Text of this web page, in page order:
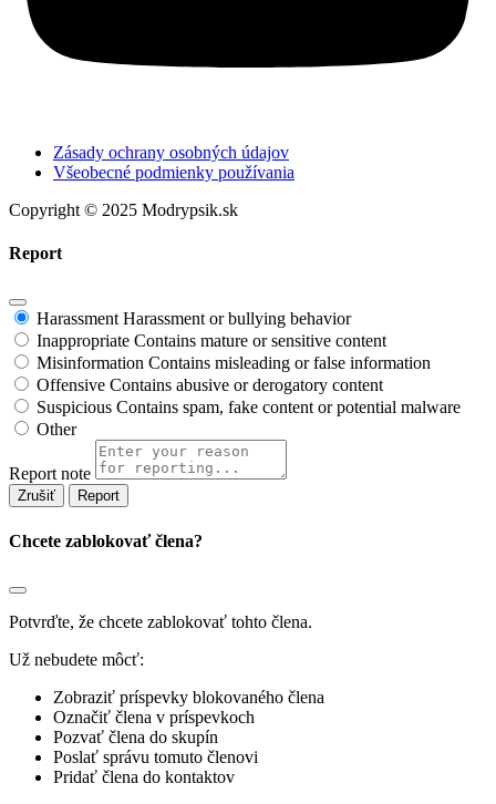
Zásady ochrany osobných údajov
Všeobecné podmienky používania
Copyright © 2025 Modrypsik.sk
Report
Harassment Harassment or bullying behavior
Inappropriate Contains mature or sensitive content
Misinformation Contains misleading or false information
Offensive Contains abusive or derogatory content
Suspicious Contains spam, fake content or potential malware
Other
Report note
Report
Chcete zablokovať člena?
Potvrďte, že chcete zablokovať tohto člena.
Už nebudete môcť:
Zobraziť príspevky blokovaného člena
Označiť člena v príspevkoch
Pozvať člena do skupín
Poslať správu tomuto členovi
Pridať člena do kontaktov